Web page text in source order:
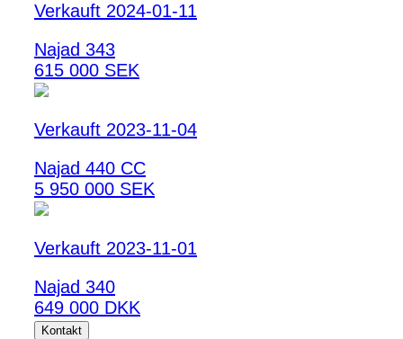
Verkauft 2024-01-11
Najad 343
615 000 SEK
Verkauft 2023-11-04
Najad 440 CC
5 950 000 SEK
Verkauft 2023-11-01
Najad 340
649 000 DKK
Kontakt